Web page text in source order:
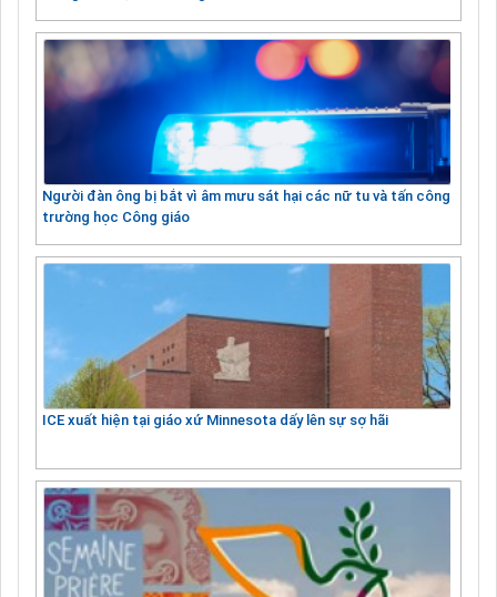
Người đàn ông bị bắt vì âm mưu sát hại các nữ tu và tấn công
trường học Công giáo
ICE xuất hiện tại giáo xứ Minnesota dấy lên sự sợ hãi